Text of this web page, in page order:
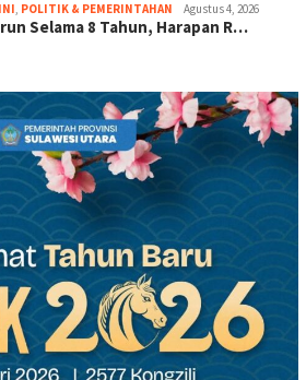
, POLITIK & PEMERINTAHAN Agustus 4, 2026
Selama 8 Tahun, Harapan R…